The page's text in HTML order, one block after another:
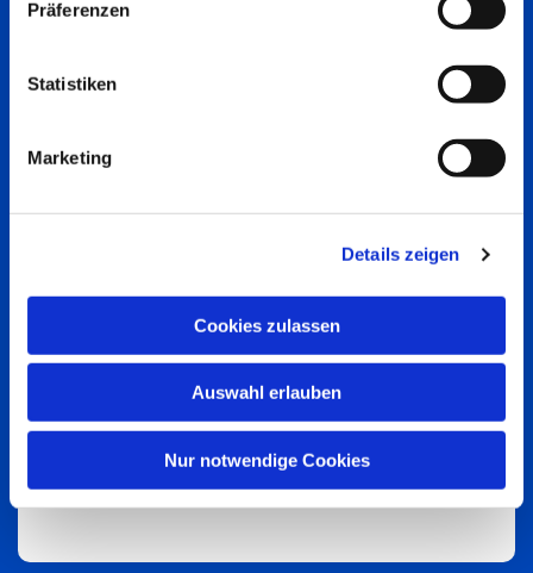
Präferenzen
Statistiken
Marketing
Details zeigen
Cookies zulassen
Auswahl erlauben
Nur notwendige Cookies